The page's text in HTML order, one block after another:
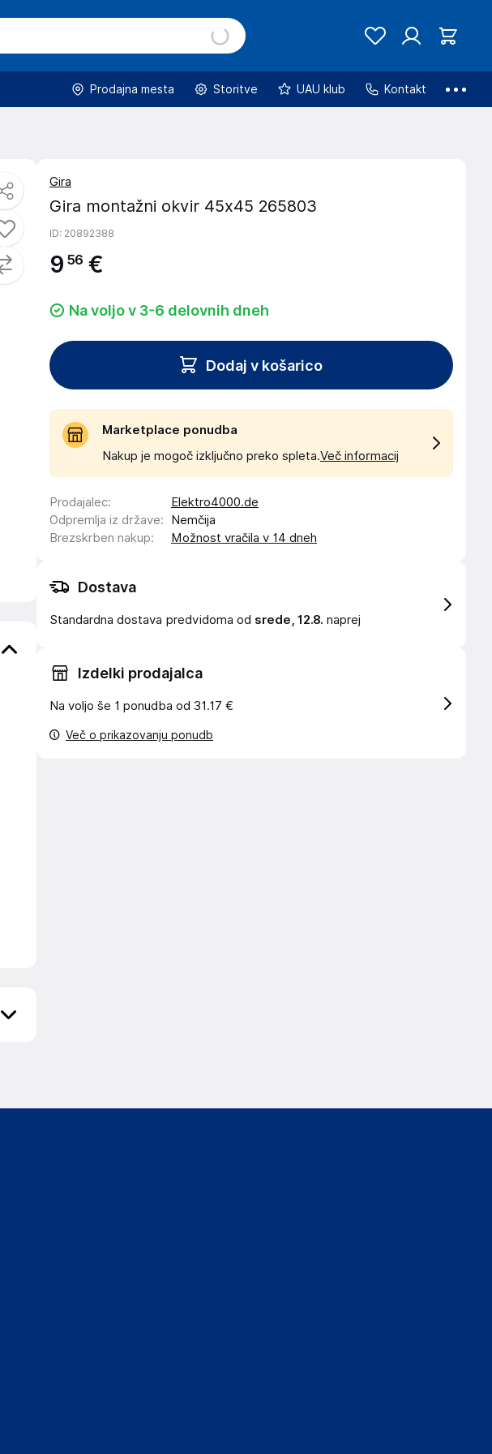
Prodajna mesta Storitve UAU klub Kontakt
Gira
Gira montažni okvir 45x45 265803
ID: 20892388
9 56 €
Na voljo v 3-6 delovnih dneh
Dodaj v košarico
Marketplace ponudba
Nakup je mogoč izključno preko spleta.Več informacij
Prodajalec:
Elektro4000.de
Odpremlja iz države:
Nemčija
Brezskrben nakup: Možnost vračila v 14 dneh
Dostava
Standardna dostava predvidoma od srede, 12.8. naprej
Izdelki prodajalca
Na voljo še 1 ponudba od 31.17 €
Več o prikazovanju ponudb